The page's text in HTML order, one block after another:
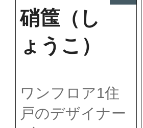
硝筺（し
ょうこ）
ワンフロア1住
戸のデザイナー